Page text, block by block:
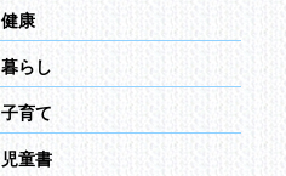
健康
暮らし
子育て
児童書